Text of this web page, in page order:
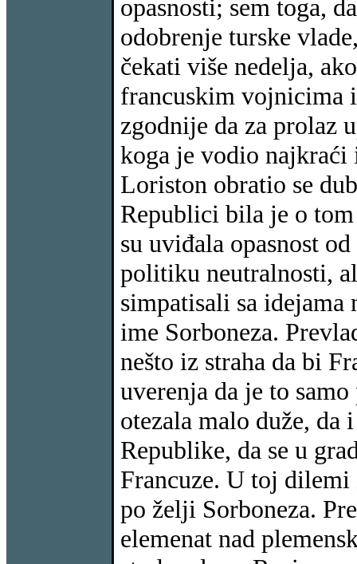
opasnosti; sem toga,
odobrenje turske
čekati više nedelja,
francuskim vojnicima
zgodnije da za prolaz
koga je vodio
Loriston obratio se
Republici bila je o
su uviđala opasnost
politiku neutralnosti,
simpatisali sa
ime Sorboneza.
nešto iz straha da bi
uverenja da je to
otezala malo duže, da
Republike, da se u
Francuze. U toj
po želji Sorboneza.
elemenat nad